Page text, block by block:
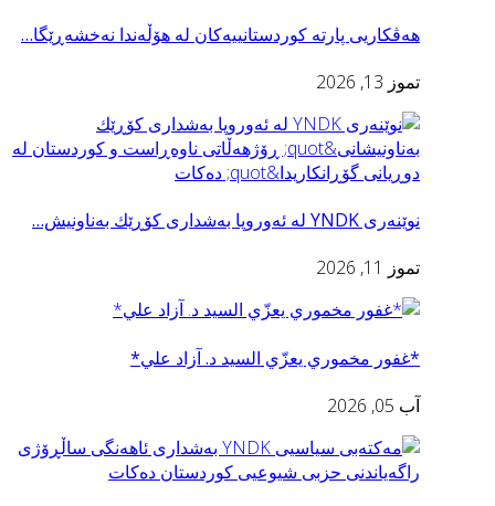
هەڤکاریی پارتە کوردستانییەکان لە هۆڵەندا نەخشەڕێگا…
تموز 13, 2026
نوێنه‌ری YNDK له ئه‌وروپا به‌شداری كۆڕێك به‌ناونيش…
تموز 11, 2026
*غفور مخموري يعزّي السید د. آزاد علي*
آب 05, 2026